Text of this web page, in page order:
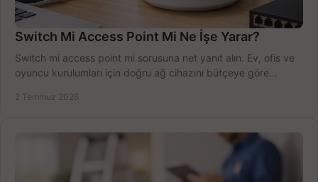
Switch Mi Access Point Mi Ne İşe Yarar?
Switch mi access point mi sorusuna net yanıt alın. Ev, ofis ve
oyuncu kurulumları için doğru ağ cihazını bütçeye göre
2 Temmuz 2026